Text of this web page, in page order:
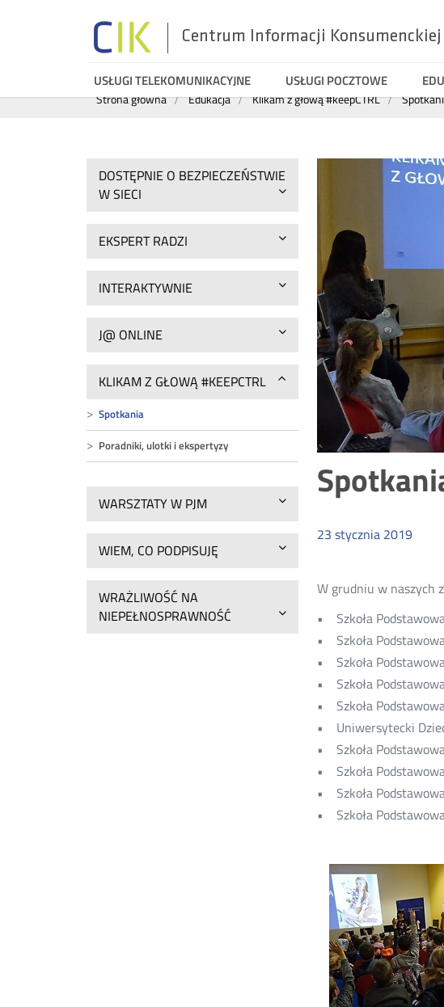
Centrum Informacji Konsumenckiej
Menu
USŁUGI TELEKOMUNIKACYJNE USŁUGI POCZTOWE
Wyszukiwarka
Strona główna Edukacja Klikam z głową #keepCTRL
DOSTĘPNIE O BEZPIECZEŃSTWIE
W SIECI
EKSPERT RADZI
INTERAKTYWNIE
J@ ONLINE
KLIKAM Z GŁOWĄ #KEEPCTRL
Spotkania
Poradniki, ulotki i ekspertyzy
WARSZTATY W PJM
WIEM, CO PODPISUJĘ
WRAŻLIWOŚĆ NA
NIEPEŁNOSPRAWNOŚĆ
23 stycznia 2019
W grudniu w naszych
• Szkoła
• Szkoła
• Szkoła
• Szkoła
• Szkoła
• Uniwersytecki
• Szkoła
• Szkoła
• Szkoła
• Szkoła